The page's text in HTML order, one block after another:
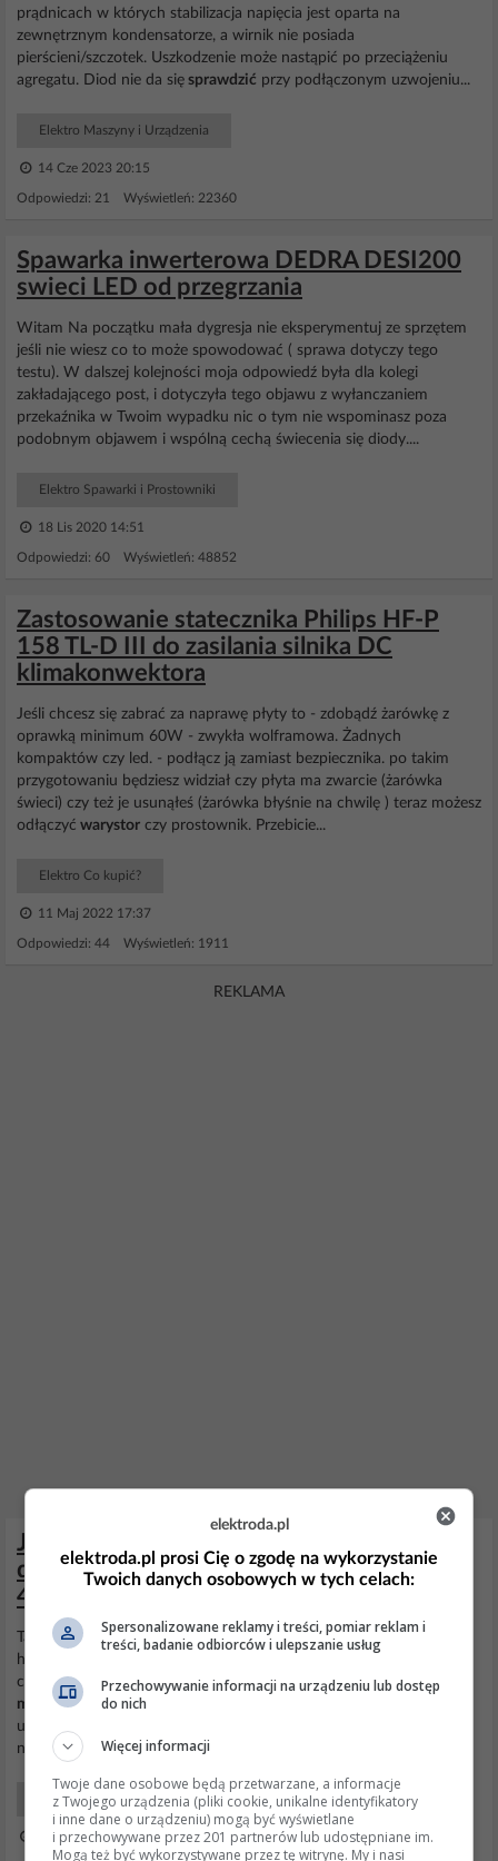
prądnicach w których stabilizacja napięcia jest oparta na
zewnętrznym kondensatorze, a wirnik nie posiada
pierścieni/szczotek. Uszkodzenie może nastąpić po przeciążeniu
agregatu. Diod nie da się sprawdzić przy podłączonym uzwojeniu...
Elektro Maszyny i Urządzenia
14 Cze 2023 20:15
Odpowiedzi: 21 Wyświetleń: 22360
Spawarka inwerterowa DEDRA DESI200
swieci LED od przegrzania
Witam Na początku mała dygresja nie eksperymentuj ze sprzętem
jeśli nie wiesz co to może spowodować ( sprawa dotyczy tego
testu). W dalszej kolejności moja odpowiedź była dla kolegi
zakładającego post, i dotyczyła tego objawu z wyłanczaniem
przekaźnika w Twoim wypadku nic o tym nie wspominasz poza
podobnym objawem i wspólną cechą świecenia się diody....
Elektro Spawarki i Prostowniki
18 Lis 2020 14:51
Odpowiedzi: 60 Wyświetleń: 48852
Zastosowanie statecznika Philips HF-P
158 TL-D III do zasilania silnika DC
klimakonwektora
Jeśli chcesz się zabrać za naprawę płyty to - zdobądź żarówkę z
oprawką minimum 60W - zwykła wolframowa. Żadnych
kompaktów czy led. - podłącz ją zamiast bezpiecznika. po takim
przygotowaniu będziesz widział czy płyta ma zwarcie (żarówka
świeci) czy też je usunąłeś (żarówka błyśnie na chwilę ) teraz możesz
odłączyć warystor czy prostownik. Przebicie...
Elektro Co kupić?
11 Maj 2022 17:37
Odpowiedzi: 44 Wyświetleń: 1911
REKLAMA
Jak sprawdzić mostek prostowniczy 16
diod w migomacie 230V/140A,
400V/180A?
Tak mierzyłem diody miernikiem
a na foto jego wyniki ;
http://obrazki.elektroda.pl/7230229000_1... wyniki różne nie wiem
czy taka rozbieżność jest dobra?Warystorpodczas mierzenia
miernikiem
nie wskazuje żadnych wartości. A jakie są objawy
uszkodzonego mostku w migomacie? za wysokie napięcie czy za
niskie?czy inne jakieś mogą być objawy?pozdrawiam.
Elektro Maszyny i Urządzenia
14 Mar 2012 15:40
elektroda.pl
elektroda.pl prosi Cię o zgodę na wykorzystanie
Twoich danych osobowych w tych celach:
Spersonalizowane reklamy i treści, pomiar reklam i
treści, badanie odbiorców i ulepszanie usług
Przechowywanie informacji na urządzeniu lub dostęp
do nich
Więcej informacji
Twoje dane osobowe będą przetwarzane, a informacje
z Twojego urządzenia (pliki cookie, unikalne identyfikatory
i inne dane o urządzeniu) mogą być wyświetlane
i przechowywane przez 201 partnerów lub udostępniane im.
Mogą też być wykorzystywane przez tę witrynę. My i nasi